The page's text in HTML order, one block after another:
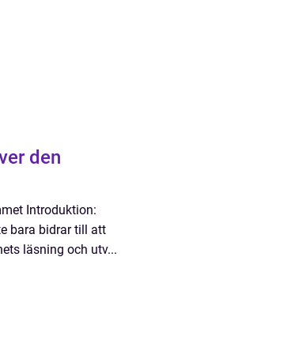
den
Introduktion:
bara bidrar till att
läsning och utv...